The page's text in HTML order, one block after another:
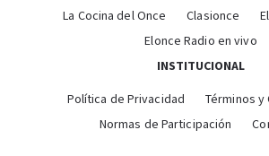
La Cocina del Once
Clasionce
Elonce Radio en vivo
INSTITUCIONAL
Política de Privacidad
Términos y
Normas de Participación